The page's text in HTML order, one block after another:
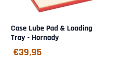
Case Lube Pad & Loading
Tray - Hornady
€39,95